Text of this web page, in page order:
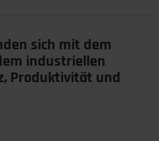
sich mit dem
industriellen
Produktivität und